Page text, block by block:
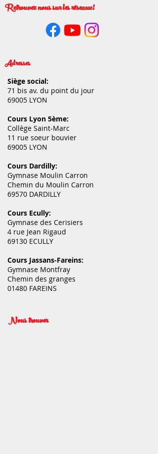
Retrouvez nous sur les réseaux!
Adresses
Siège social:
71 bis av. du point du jour
69005 LYON
Cours Lyon 5ème:
Collège Saint-Marc
11 rue soeur bouvier
69005 LYON
Cours Dardilly:
Gymnase Moulin Carron
Chemin du Moulin Carron
69570 DARDILLY
Cours Ecully:
Gymnase des Cerisiers
4 rue Jean Rigaud
69130 ECULLY
Cours Jassans-Fareins:
Gymnase Montfray
Chemin des granges
01480 FAREINS
Nous trouver